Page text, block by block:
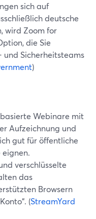
sich auf
deutsche
wird Zoom for
die Sie
und Sicherheitsteams
)
Webinare mit
Aufzeichnung und
gut für öffentliche
verschlüsselte
das
Browsern
(StreamYard